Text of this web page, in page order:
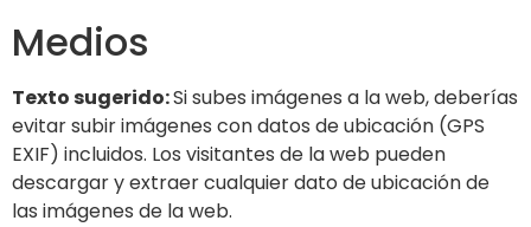
Medios
Texto sugerido:Si subes imágenes a la web, deberías
evitar subir imágenes con datos de ubicación (GPS
EXIF) incluidos. Los visitantes de la web pueden
descargar y extraer cualquier dato de ubicación de
las imágenes de la web.